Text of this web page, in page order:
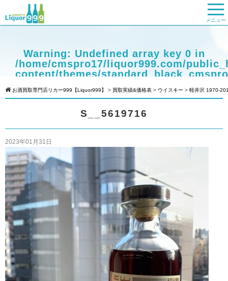
メニュー
Warning: Undefined array key 0 in
/home/cmspro17/liquor999.com/
content/themes/
"cat_name" on null in
on line9
お酒買取専門店リカー999【Liquor999】 > 買取実績&価格表 > ウイスキー > 軽井沢 1970-
S__5619716
2023年01月31日